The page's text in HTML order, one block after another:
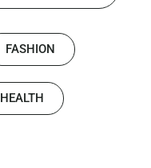
FASHION
HEALTH